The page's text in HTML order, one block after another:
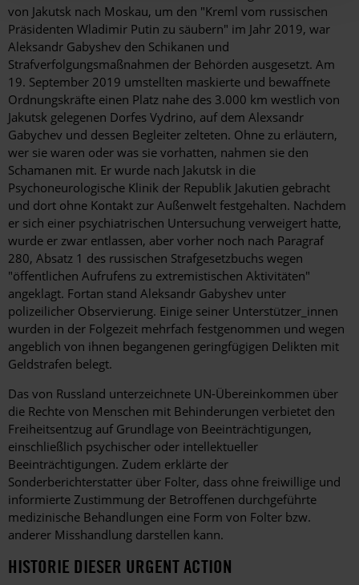
von Jakutsk nach Moskau, um den "Kreml vom russischen
Präsidenten Wladimir Putin zu säubern" im Jahr 2019, war
Aleksandr Gabyshev den Schikanen und
Strafverfolgungsmaßnahmen der Behörden ausgesetzt. Am
19. September 2019 umstellten maskierte und bewaffnete
Ordnungskräfte einen Platz nahe des 3.000 km westlich von
Jakutsk gelegenen Dorfes Vydrino, auf dem Alexsandr
Gabychev und dessen Begleiter zelteten. Ohne zu erläutern,
wer sie waren oder was sie vorhatten, nahmen sie den
Schamanen mit. Er wurde nach Jakutsk in die
Psychoneurologische Klinik der Republik Jakutien gebracht
und dort ohne Kontakt zur Außenwelt festgehalten. Nachdem
er sich einer psychiatrischen Untersuchung verweigert hatte,
wurde er zwar entlassen, aber vorher noch nach Paragraf
280, Absatz 1 des russischen Strafgesetzbuchs wegen
"öffentlichen Aufrufens zu extremistischen Aktivitäten"
angeklagt. Fortan stand Aleksandr Gabyshev unter
polizeilicher Observierung. Einige seiner Unterstützer_innen
wurden in der Folgezeit mehrfach festgenommen und wegen
angeblich von ihnen begangenen geringfügigen Delikten mit
Geldstrafen belegt.
Das von Russland unterzeichnete UN-Übereinkommen über
die Rechte von Menschen mit Behinderungen verbietet den
Freiheitsentzug auf Grundlage von Beeinträchtigungen,
einschließlich psychischer oder intellektueller
Beeinträchtigungen. Zudem erklärte der
Sonderberichterstatter über Folter, dass ohne freiwillige und
informierte Zustimmung der Betroffenen durchgeführte
medizinische Behandlungen eine Form von Folter bzw.
anderer Misshandlung darstellen kann.
HISTORIE DIESER URGENT ACTION